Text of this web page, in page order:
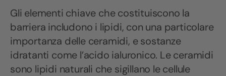
Gli elementi chiave che costituiscono la
barriera includono i lipidi, con una particolare
importanza delle ceramidi, e sostanze
idratanti come l’acido ialuronico. Le ceramidi
sono lipidi naturali che sigillano le cellule